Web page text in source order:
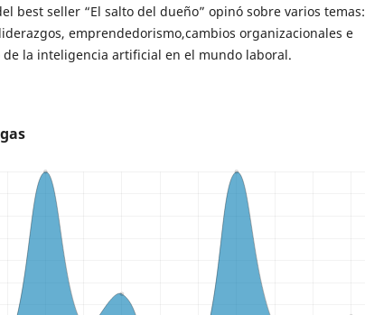
best seller “El salto del dueño” opinó sobre varios temas:
emprendedorismo,cambios organizacionales e
de la inteligencia artificial en el mundo laboral.